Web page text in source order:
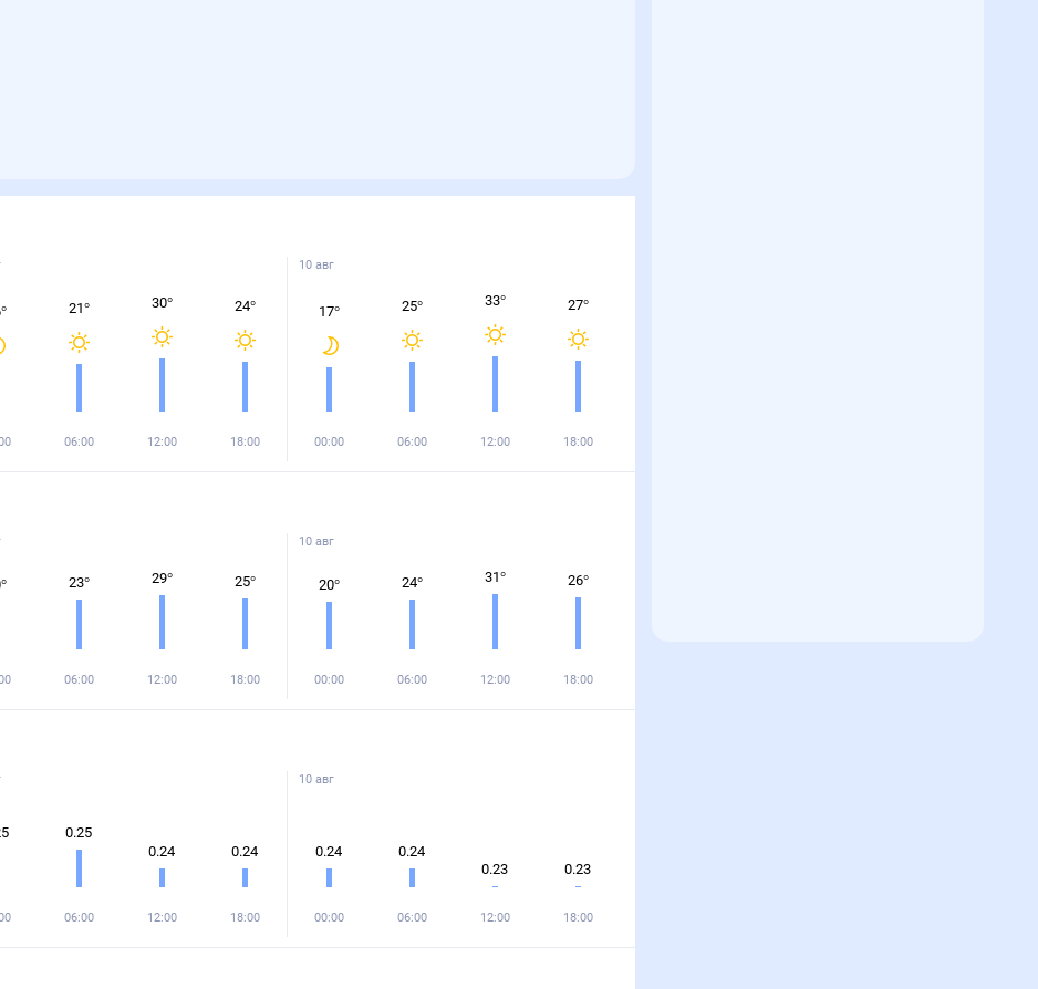
° 21°
06:00
30°
12:00
24°
18:00
10 авг
17°
00:00
25°
06:00
33°
12:00
27°
18:00
° 23°
06:00
29°
12:00
25°
18:00
10 авг
20°
00:00
24°
06:00
31°
12:00
26°
18:00
0.25
06:00
0.24
12:00
0.24
18:00
10 авг
0.24
00:00
0.24
06:00
0.23
12:00
0.23
18:00